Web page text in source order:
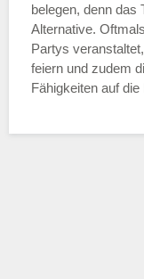
belegen, denn das
Alternative.
Partys
feiern und zudem
Fähigkeiten auf